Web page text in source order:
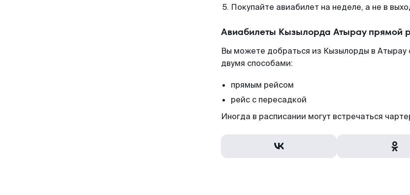
Покупайте авиабилет на неделе, а не в
Авиабилеты Кызылорда Атырау прямой
Вы можете добраться из Кызылорды в Атырау
двумя способами:
прямым рейсом
рейс с пересадкой
Иногда в расписании могут встречаться